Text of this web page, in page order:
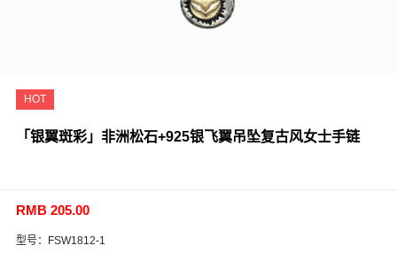
HOT
「银翼斑彩」非洲松石+925银飞翼吊坠复古风女士手链
RMB 205.00
型号：FSW1812-1